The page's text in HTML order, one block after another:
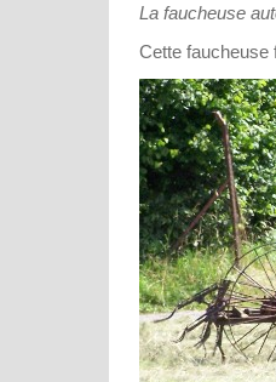
La faucheuse
Cette faucheuse